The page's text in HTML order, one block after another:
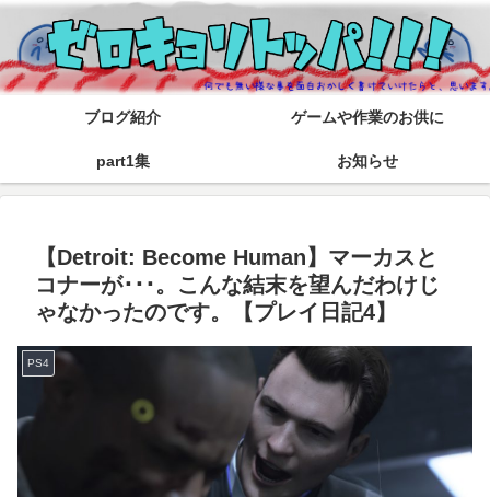
ブログ紹介 ゲームや作業のお供に
part1集 お知らせ
【Detroit: Become Human】マーカスと
コナーが･･･。こんな結末を望んだわけじ
ゃなかったのです。【プレイ日記4】
PS4